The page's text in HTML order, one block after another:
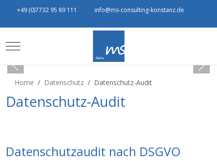
+49 (0)7732 95 89 111 info@ms-consulting-konstanz.de
Mobile Menu Toggle
Home Datenschutz Datenschutz-Audit
Datenschutz-Audit
Datenschutzaudit nach DSGVO